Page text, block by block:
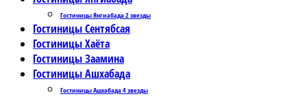
Гостиницы Янгиабада 2 звезды
Гостиницы Сентябсая
Гостиницы Хаёта
Гостиницы Заамина
Гостиницы Ашхабада
Гостиницы Ашхабада 4 звезды